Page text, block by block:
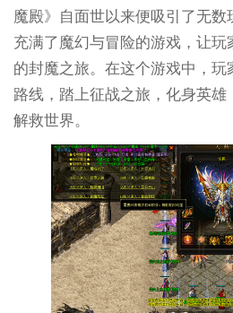
魔殿》自面世以来便吸引了无
充满了魔幻与冒险的游戏，让
的封魔之旅。在这个游戏中，玩
路线，踏上征战之旅，化身英雄
解救世界。